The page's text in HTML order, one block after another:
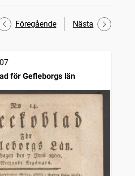
Föregående Nästa
för Gefleborgs län